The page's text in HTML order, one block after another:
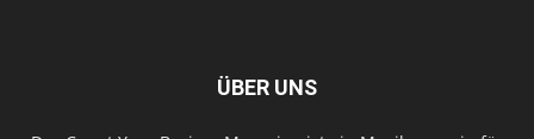
ÜBER UNS